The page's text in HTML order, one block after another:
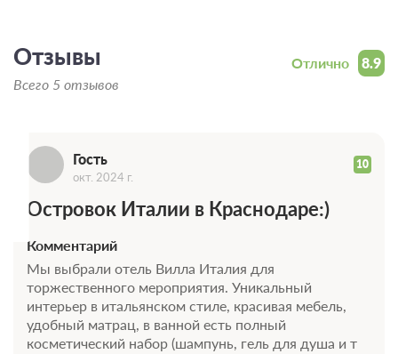
6 820
Моментальное подтверждение
В стоимость входит:
Оптимальный, Без питания
Бесплатная отмена
Требуется внесение 100% предоплаты на условиях 10%
сейчас и 90% до 19.08.2026, 14:00
6 820 Забронировать
8.9
Отлично
Отзывы
Всего 5 отзывов
Гость 10
окт. 2024 г.
Островок Италии в Краснодаре:)
Комментарий
Мы выбрали отель Вилла Италия для
торжественного мероприятия. Уникальный
интерьер в итальянском стиле, красивая мебель,
удобный матрац, в ванной есть полный
косметический набор (шампунь, гель для душа и т